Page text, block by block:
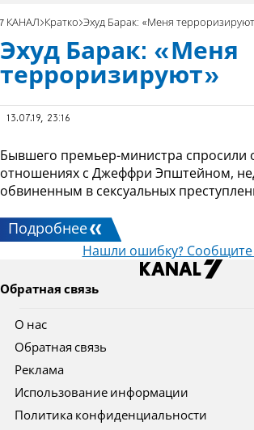
7 КАНАЛ Кратко Эхуд Барак: «Меня
Эхуд Барак: «Меня
терроризируют»
13.07.19, 23:16
Бывшего премьер-министра спросили
отношениях с Джеффри Эпштейном,
обвиненным в сексуальных
Подробнее
Нашли ошибку?
Обратная связь
О нас
Обратная связь
Реклама
Использование информации
Политика конфиденциальности